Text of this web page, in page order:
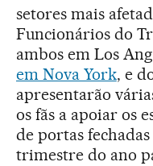
setores mais
Funcionários do
ambos em Los
em Nova York, e
apresentarão
os fãs a apoiar os
de portas
trimestre do ano